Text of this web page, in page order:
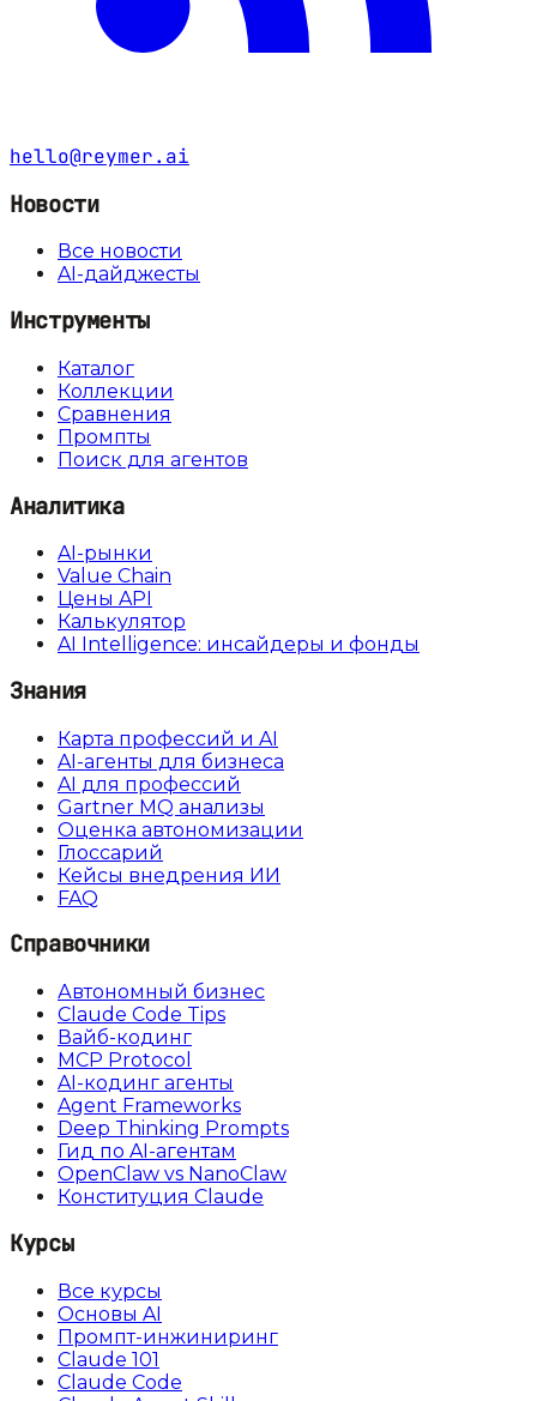
hello@reymer.ai
Новости
Все новости
AI-дайджесты
Инструменты
Каталог
Коллекции
Сравнения
Промпты
Поиск для агентов
Аналитика
AI-рынки
Value Chain
Цены API
Калькулятор
AI Intelligence: инсайдеры и фонды
Знания
Карта профессий и AI
AI-агенты для бизнеса
AI для профессий
Gartner MQ анализы
Оценка автономизации
Глоссарий
Кейсы внедрения ИИ
FAQ
Справочники
Автономный бизнес
Claude Code Tips
Вайб-кодинг
MCP Protocol
AI-кодинг агенты
Agent Frameworks
Deep Thinking Prompts
Гид по AI-агентам
OpenClaw vs NanoClaw
Конституция Claude
Курсы
Все курсы
Основы AI
Промпт-инжиниринг
Claude 101
Claude Code